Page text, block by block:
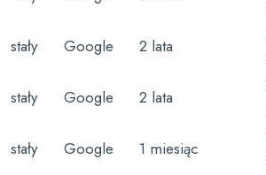
stały Google 2 lata
stały Google 2 lata
stały Google 1 miesiąc